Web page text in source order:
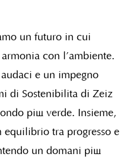
un futuro in cui
con l’ambiente.
e un impegno
di Sostenibilità di Zeiz
più verde. Insieme,
equilibrio tra progresso e
un domani più